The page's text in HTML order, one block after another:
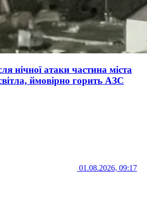
нічної атаки частина міста
ймовірно горить АЗС
01.08.2026, 09:17